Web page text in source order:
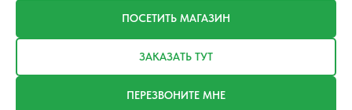
ПОСЕТИТЬ МАГАЗИН
ЗАКАЗАТЬ ТУТ
ПЕРЕЗВОНИТЕ МНЕ